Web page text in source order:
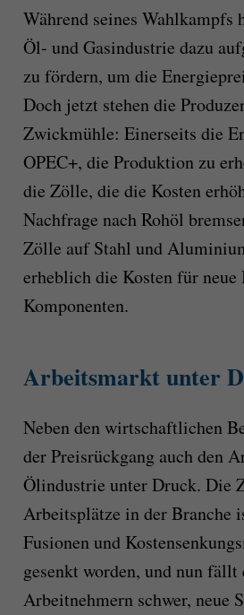
Während seines Wahlkampfs
Öl- und Gasindustrie dazu
zu fördern, um die
Doch jetzt stehen die
Zwickmühle: Einerseits die
OPEC+, die Produktion zu
die Zölle, die die Kosten
Nachfrage nach Rohöl
Zölle auf Stahl und
erheblich die Kosten für
Komponenten.
Arbeitsmarkt unter
Neben den wirtschaftlichen
der Preisrückgang auch den
Ölindustrie unter Druck. Die
Arbeitsplätze in der Branche
Fusionen und
gesenkt worden, und nun fällt
Arbeitnehmern schwer, neue